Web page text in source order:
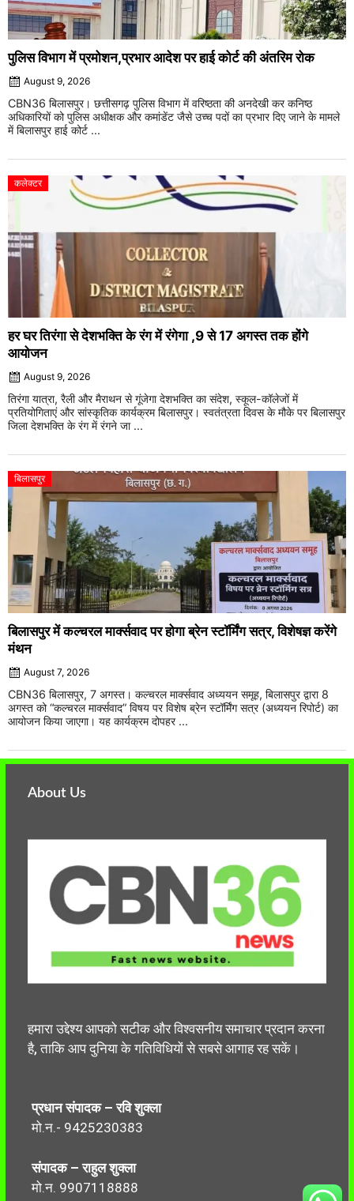
पुलिस विभाग में प्रमोशन,प्रभार आदेश पर हाई कोर्ट की अंतरिम रोक
August 9, 2026
CBN36 बिलासपुर। छत्तीसगढ़ पुलिस विभाग में वरिष्ठता की अनदेखी कर कनिष्ठ
अधिकारियों को पुलिस अधीक्षक और कमांडेंट जैसे उच्च पदों का प्रभार दिए जाने के मामले
में बिलासपुर हाई कोर्ट ...
कलेक्टर
हर घर तिरंगा से देशभक्ति के रंग में रंगेगा ,9 से 17 अगस्त तक होंगे
आयोजन
August 9, 2026
तिरंगा यात्रा, रैली और मैराथन से गूंजेगा देशभक्ति का संदेश, स्कूल-कॉलेजों में
प्रतियोगिताएं और सांस्कृतिक कार्यक्रम बिलासपुर। स्वतंत्रता दिवस के मौके पर बिलासपुर
जिला देशभक्ति के रंग में रंगने जा ...
बिलासपुर
बिलासपुर में कल्चरल मार्क्सवाद पर होगा ब्रेन स्टॉर्मिंग सत्र, विशेषज्ञ करेंगे
मंथन
August 7, 2026
CBN36 बिलासपुर, 7 अगस्त। कल्चरल मार्क्सवाद अध्ययन समूह, बिलासपुर द्वारा 8
अगस्त को “कल्चरल मार्क्सवाद” विषय पर विशेष ब्रेन स्टॉर्मिंग सत्र (अध्ययन रिपोर्ट) का
आयोजन किया जाएगा। यह कार्यक्रम दोपहर ...
About Us
हमारा उद्देश्य आपको सटीक और विश्वसनीय समाचार प्रदान करना
है, ताकि आप दुनिया के गतिविधियों से सबसे आगाह रह सकें।
प्रधान संपादक – रवि शुक्ला
मो.न.- 9425230383
संपादक – राहुल शुक्ला
मो.न. 9907118888